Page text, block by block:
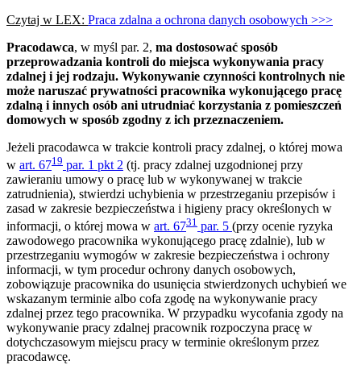
Czytaj w LEX: Praca zdalna a ochrona danych osobowych >>>
Pracodawca, w myśl par. 2, ma dostosować sposób
przeprowadzania kontroli do miejsca wykonywania pracy
zdalnej i jej rodzaju. Wykonywanie czynności kontrolnych nie
może naruszać prywatności pracownika wykonującego pracę
zdalną i innych osób ani utrudniać korzystania z pomieszczeń
domowych w sposób zgodny z ich przeznaczeniem.
Jeżeli pracodawca w trakcie kontroli pracy zdalnej, o której mowa
w art. 6719 par. 1 pkt 2 (tj. pracy zdalnej uzgodnionej przy
zawieraniu umowy o pracę lub w wykonywanej w trakcie
zatrudnienia), stwierdzi uchybienia w przestrzeganiu przepisów i
zasad w zakresie bezpieczeństwa i higieny pracy określonych w
informacji, o której mowa w art. 6731 par. 5 (przy ocenie ryzyka
zawodowego pracownika wykonującego pracę zdalnie), lub w
przestrzeganiu wymogów w zakresie bezpieczeństwa i ochrony
informacji, w tym procedur ochrony danych osobowych,
zobowiązuje pracownika do usunięcia stwierdzonych uchybień we
wskazanym terminie albo cofa zgodę na wykonywanie pracy
zdalnej przez tego pracownika. W przypadku wycofania zgody na
wykonywanie pracy zdalnej pracownik rozpoczyna pracę w
dotychczasowym miejscu pracy w terminie określonym przez
pracodawcę.